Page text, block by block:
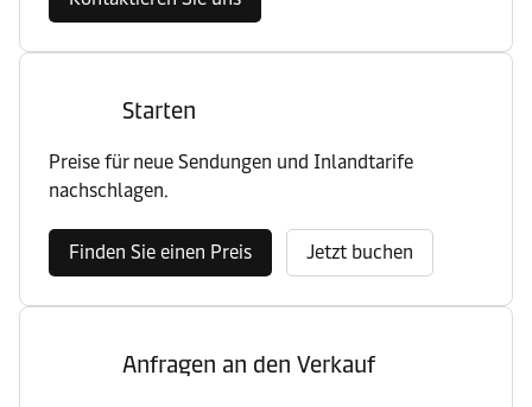
Starten
Preise für neue Sendungen und Inlandtarife
nachschlagen.
Finden Sie einen Preis Jetzt buchen
Anfragen an den Verkauf